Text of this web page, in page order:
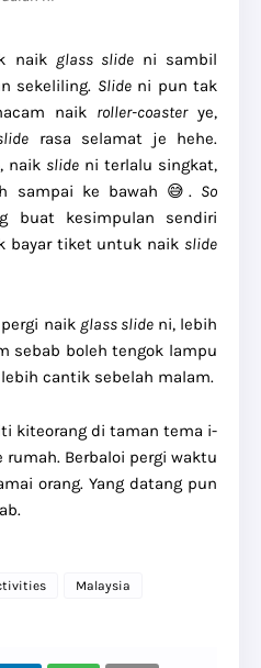
naik glass slideni sambil
sekeliling. Slideni pun tak
naik roller-coasterye,
rasa selamat je hehe.
naik slide ni terlalu singkat,
sampai ke bawah 😅. So
buat kesimpulan sendiri
bayar tiket untuk naik slide
naik glass slideni, lebih
sebab boleh tengok lampu
lebih cantik sebelah malam.
kiteorang di taman tema i-
Berbaloi pergi waktu
orang. Yang datang pun
Malaysia